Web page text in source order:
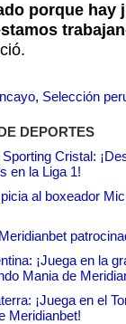
porque hay
, Selección
DEPORTES
Cristal:
en la Liga 1!
al boxeador
¡Juega en la
Mania de
¡Juega en el
Meridianbet!